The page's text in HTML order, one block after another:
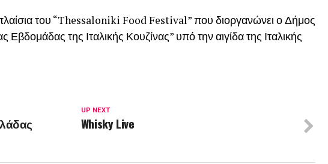
του “Thessaloniki Food Festival” που διοργανώνει ο Δήμος
της Ιταλικής Κουζίνας” υπό την αιγίδα της Ιταλικής
UP NEXT
Whisky Live